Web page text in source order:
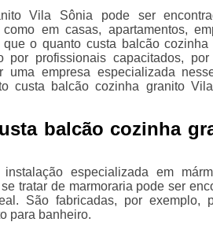
Vila Sônia pode ser
em casas, apartamentos,
o quanto custa balcão cozinha
profissionais capacitados,
empresa especializada
custa balcão cozinha granito
balcão cozinha
especializada em
tratar de marmoraria pode ser
São fabricadas, por exemplo,
para banheiro.